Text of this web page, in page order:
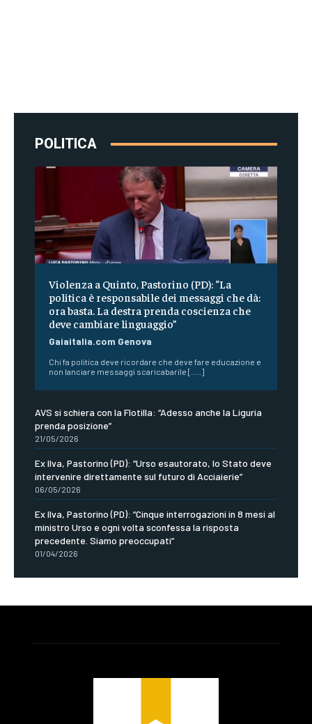
POLITICA
Violenza a Quinto, Pastorino (PD): “La
politica è responsabile dei messaggi che dà:
ora basta. La destra prenda coscienza che
deve cambiare linguaggio”
Gaiaitalia.com Genova
Chi fa politica deve ricordare che deve fare educazione e
non lanciare messaggi scaricabarile [.....]
AVS si schiera con la Flotilla: “Adesso anche la Liguria
prenda posizione”
21/05/2026
Ex Ilva, Pastorino (PD): “Urso esautorato, lo Stato deve
intervenire direttamente sul futuro di Acciaierie”
06/05/2026
Ex Ilva, Pastorino (PD): “Cinque interrogazioni in 8 mesi al
ministro Urso e ogni volta sconfessa la risposta
precedente. Siamo preoccupati”
01/04/2026